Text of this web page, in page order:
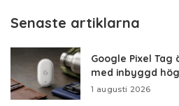
Senaste artiklarna
Google Pixel
med inbyggd
1 augusti 2026